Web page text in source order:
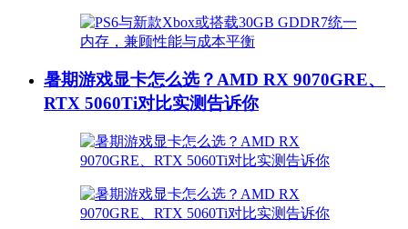
暑期游戏显卡怎么选？AMD RX 9070GRE、
RTX 5060Ti对比实测告诉你